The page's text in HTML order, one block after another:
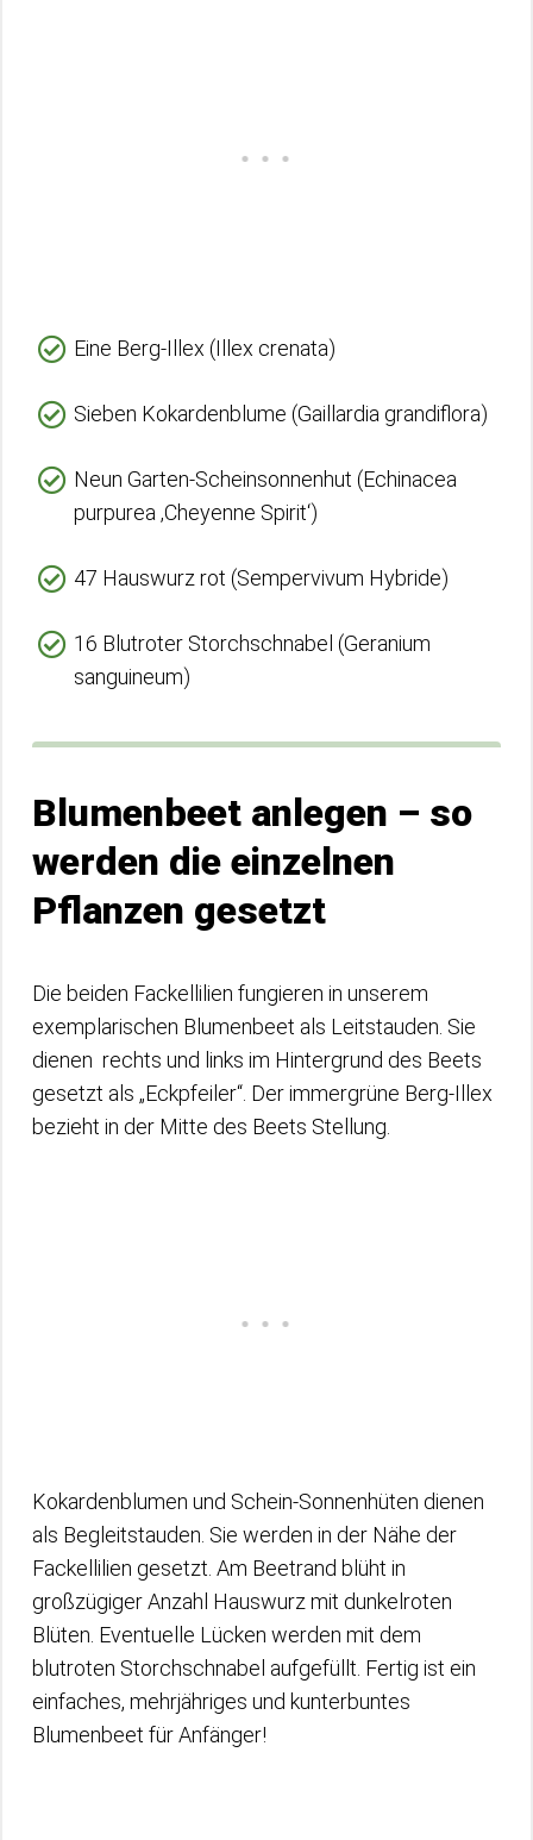
Eine Berg-Illex (Illex crenata)
Sieben Kokardenblume (Gaillardia grandiflora)
Neun Garten-Scheinsonnenhut (Echinacea
purpurea ‚Cheyenne Spirit‘)
47 Hauswurz rot (Sempervivum Hybride)
16 Blutroter Storchschnabel (Geranium
sanguineum)
Blumenbeet anlegen – so
werden die einzelnen
Pflanzen gesetzt
Die beiden Fackellilien fungieren in unserem
exemplarischen Blumenbeet als Leitstauden. Sie
dienen rechts und links im Hintergrund des Beets
gesetzt als „Eckpfeiler“. Der immergrüne Berg-Illex
bezieht in der Mitte des Beets Stellung.
Kokardenblumen und Schein-Sonnenhüten dienen
als Begleitstauden. Sie werden in der Nähe der
Fackellilien gesetzt. Am Beetrand blüht in
großzügiger Anzahl Hauswurz mit dunkelroten
Blüten. Eventuelle Lücken werden mit dem
blutroten Storchschnabel aufgefüllt. Fertig ist ein
einfaches, mehrjähriges und kunterbuntes
Blumenbeet für Anfänger!